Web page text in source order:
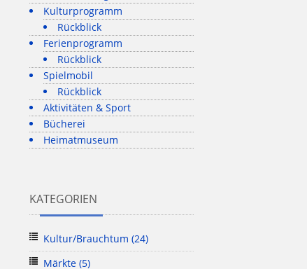
Kulturprogramm
Rückblick
Ferienprogramm
Rückblick
Spielmobil
Rückblick
Aktivitäten & Sport
Bücherei
Heimatmuseum
KATEGORIEN
Kultur/Brauchtum (24)
Märkte (5)